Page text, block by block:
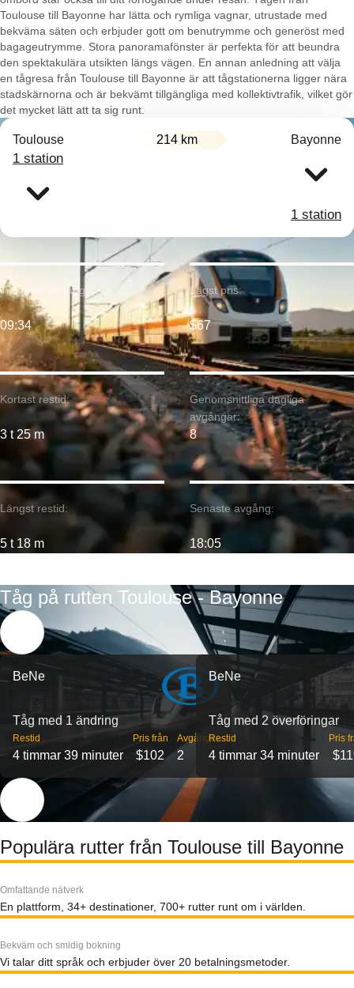
Toulouse till Bayonne har lätta och rymliga vagnar, utrustade med
bekväma säten och erbjuder gott om benutrymme och generöst med
bagageutrymme. Stora panoramafönster är perfekta för att beundra
den spektakulära utsikten längs vägen. En annan anledning att välja
en tågresa från Toulouse till Bayonne är att tågstationerna ligger nära
stadskärnorna och är bekvämt tillgängliga med kollektivtrafik, vilket gör
det mycket lätt att ta sig runt.
Toulouse 214 km Bayonne
1 station
1 station
Kortast restid:
3 t 25 m
Tidigaste avgång:
09:34
Längst restid:
5 t 18 m
Lägst pris:
$67
Genomsnittliga dagliga
avgångar:
8
Senaste avgång:
18:05
Tåg på rutten Toulouse - Bayonne
BeNe
Tåg med 1 ändring
Restid
4 timmar 39 minuter
Pris från
$102
Avgångar
2
BeNe
Tåg med 2 överföringar
Restid
4 timmar 34 minuter
Pris
Populära rutter från Toulouse till Bayonne
Omfattande nätverk
En plattform, 34+ destinationer, 700+ rutter runt om i världen.
Bekväm och smidig bokning
Vi talar ditt språk och erbjuder över 20 betalningsmetoder.